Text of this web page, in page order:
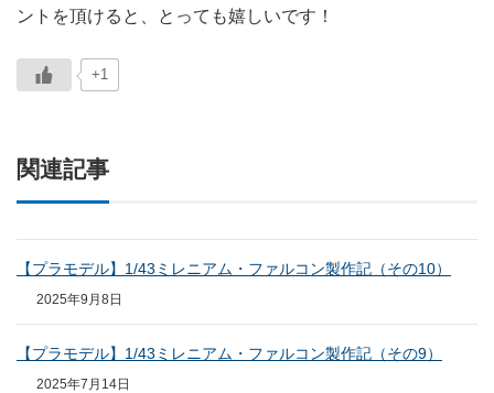
ントを頂けると、とっても嬉しいです！
+1
関連記事
【プラモデル】1/43ミレニアム・ファルコン製作記（その10）
2025年9月8日
【プラモデル】1/43ミレニアム・ファルコン製作記（その9）
2025年7月14日